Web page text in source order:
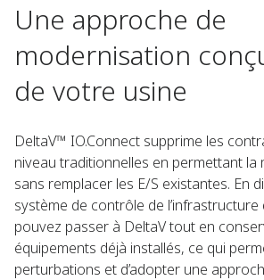
Une approche de
modernisation
de votre usine
DeltaV™ IO.Connect supprime les
niveau traditionnelles en permettant la
sans remplacer les E/S existantes. En
système de contrôle de
pouvez passer à DeltaV tout en
équipements déjà installés, ce qui
perturbations et d’adopter une